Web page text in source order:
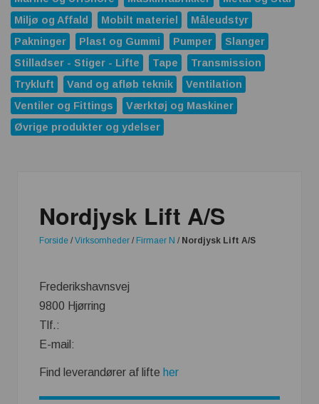
Miljø og Affald
Mobilt materiel
Måleudstyr
Pakninger
Plast og Gummi Pumper
Slanger
Stilladser - Stiger - Lifte
Tape
Transmission
Trykluft
Vand og afløb teknik
Ventilation
Ventiler og Fittings
Værktøj og Maskiner
Øvrige produkter og ydelser
Nordjysk Lift A/S
Forside / Virksomheder / Firmaer N / Nordjysk Lift A/S
Frederikshavnsvej
9800 Hjørring
Tlf.:
E-mail:
Find leverandører af lifte her